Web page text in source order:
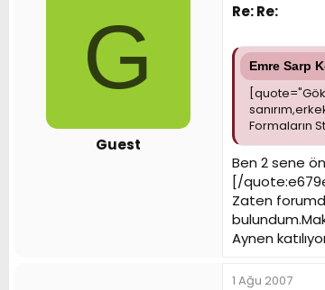
G
Guest
Re: Re:
Emre Sarp
Formaların
Ben 2 sene
[/
Zaten
Aynen
1 Ağu 2007